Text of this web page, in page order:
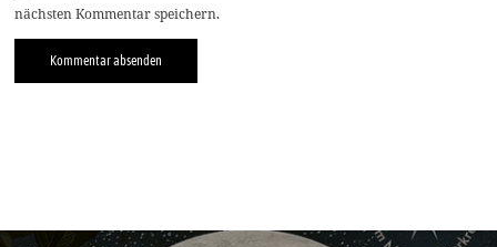
nächsten Kommentar speichern.